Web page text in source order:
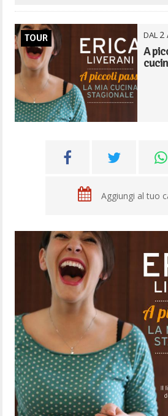
TOUR DAL2
A
Aggiungi al tuo